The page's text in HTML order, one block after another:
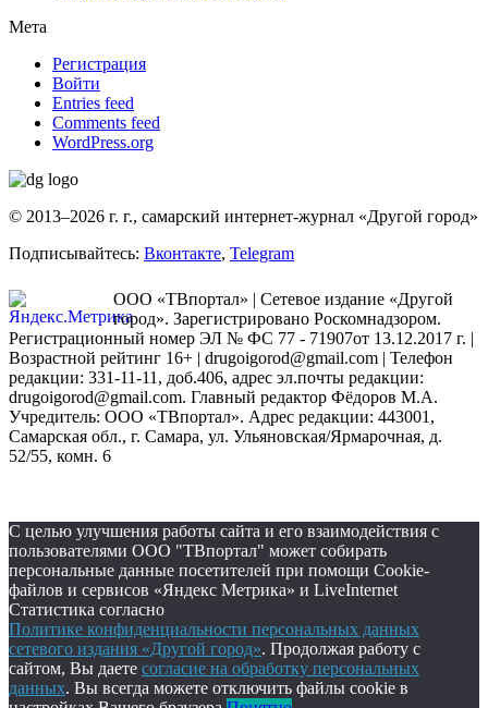
Мета
Регистрация
Войти
Entries feed
Comments feed
WordPress.org
© 2013–2026 г. г., самарский интернет-журнал «Другой город»
Подписывайтесь: Вконтакте, Telegram
ООО «ТВпортал» | Сетевое издание «Другой
город». Зарегистрировано Роскомнадзором.
Регистрационный номер ЭЛ № ФС 77 - 71907от 13.12.2017 г. |
Возрастной рейтинг 16+ | drugoigorod@gmail.com | Телефон
редакции: 331-11-11, доб.406, адрес эл.почты редакции:
drugoigorod@gmail.com. Главный редактор Фёдоров М.А.
Учредитель: ООО «ТВпортал». Адрес редакции: 443001,
Самарская обл., г. Самара, ул. Ульяновская/Ярмарочная, д.
52/55, комн. 6
С целью улучшения работы сайта и его взаимодействия с
пользователями ООО "ТВпортал" может собирать
персональные данные посетителей при помощи Cookie-
файлов и сервисов «Яндекс Метрика» и LiveInternet
Статистика согласно
Политике конфиденциальности персональных данных
сетевого издания «Другой город». Продолжая работу с
сайтом, Вы даете согласие на обработку персональных
данных. Вы всегда можете отключить файлы cookie в